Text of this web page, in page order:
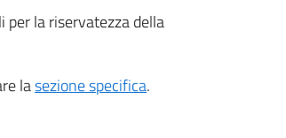
la riservatezza della
lasezione specifica.